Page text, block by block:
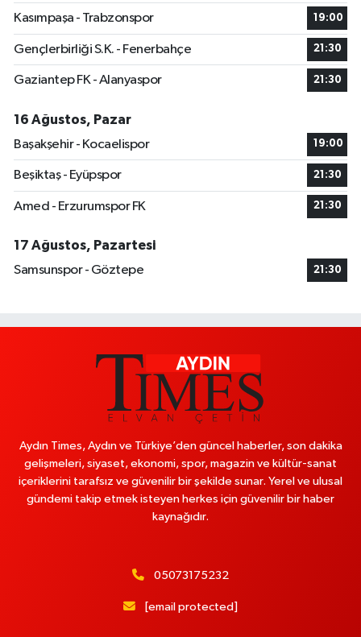
Kasımpaşa - Trabzonspor 19:00
Gençlerbirliği S.K. - Fenerbahçe 21:30
Gaziantep FK - Alanyaspor 21:30
16 Ağustos, Pazar
Başakşehir - Kocaelispor
19:00
Beşiktaş - Eyüpspor 21:30
Amed - Erzurumspor FK 21:30
17 Ağustos, Pazartesi
Samsunspor - Göztepe
21:30
Aydın Times, Aydın ve Türkiye’den güncel haberler, son dakika
gelişmeleri, siyaset, ekonomi, spor, magazin ve kültür-sanat
içeriklerini tarafsız ve güvenilir bir şekilde sunar. Yerel ve ulusal
gündemi takip etmek isteyen herkes için güvenilir bir haber
kaynağıdır.
05073175232
[email protected]